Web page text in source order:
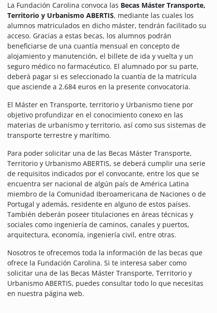
La Fundación Carolina convoca las Becas Máster Transporte,
Territorio y Urbanismo ABERTIS, mediante las cuales los
alumnos matriculados en dicho máster, tendrán facilitado su
acceso. Gracias a estas becas, los alumnos podrán
beneficiarse de una cuantía mensual en concepto de
alojamiento y manutención, el billete de ida y vuelta y un
seguro médico no farmacéutico. El alumnado por su parte,
deberá pagar si es seleccionado la cuantía de la matrícula
que asciende a 2.684 euros en la presente convocatoria.
El Máster en Transporte, territorio y Urbanismo tiene por
objetivo profundizar en el conocimiento conexo en las
materias de urbanismo y territorio, así como sus sistemas de
transporte terrestre y marítimo.
Para poder solicitar una de las Becas Máster Transporte,
Territorio y Urbanismo ABERTIS, se deberá cumplir una serie
de requisitos indicados por el convocante, entre los que se
encuentra ser nacional de algún país de América Latina
miembro de la Comunidad Iberoamericana de Naciones o de
Portugal y además, residente en alguno de estos países.
También deberán poseer titulaciones en áreas técnicas y
sociales como ingeniería de caminos, canales y puertos,
arquitectura, economía, ingeniería civil, entre otras.
Nosotros te ofrecemos toda la información de las becas que
ofrece la Fundación Carolina. Si te interesa saber como
solicitar una de las Becas Máster Transporte, Territorio y
Urbanismo ABERTIS, puedes consultar todo lo que necesitas
en nuestra página web.